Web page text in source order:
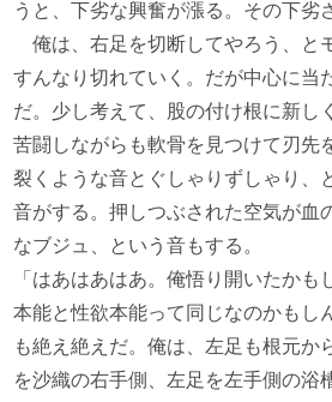
うと、下劣な興奮が漲る。その下劣
俺は、右足を切断してやろう、と
すんなり切れていく。だが中心に当
だ。少し考えて、股の付け根に新し
苦闘しながらも軟骨を見つけて刃先
裂くような音とぐしゃりずしゃり、
音がする。押しつぶされた空気が血
なブジュ、という音もする。
「はあはあはあ。俺悟り開いたかも
本能と性欲本能って同じなのかもし
も絶え絶えだ。俺は、左足も根元か
を沙織の右手側、左足を左手側の浴